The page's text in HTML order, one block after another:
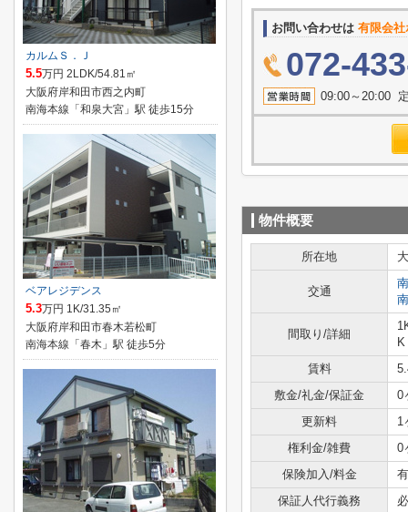
お問い合わせは 有限会
072-
09:00～20:00
物件概要
所在地
交通
間取り/詳細
賃料
敷金/礼金/保証金
0
更新料
1
権利金/雑費
0
保険加入/料金
保証人代行義務
カルムＳ．Ｊ
5.5万円 2LDK/54.81㎡
大阪府岸和田市西之内町
南海本線「和泉大宮」駅 徒歩15分
ベアレジデンス
5.3万円 1K/31.35㎡
大阪府岸和田市春木若松町
南海本線「春木」駅 徒歩5分